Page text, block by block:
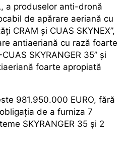
a produselor anti-dronă
de apărare aeriană cu
CRAM și CUAS SKYNEX”,
antiaeriană cu rază foarte
SKYRANGER 35” și
foarte apropiată
981.950.000 EURO, fără
de a furniza 7
SKYRANGER 35 și 2